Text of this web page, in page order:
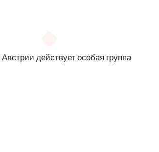
действует особая группа